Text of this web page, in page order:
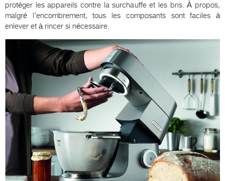
protéger les appareils contre la surchauffe et les bris. À propos,
malgré l’encombrement, tous les composants sont faciles à
enlever et à rincer si nécessaire.